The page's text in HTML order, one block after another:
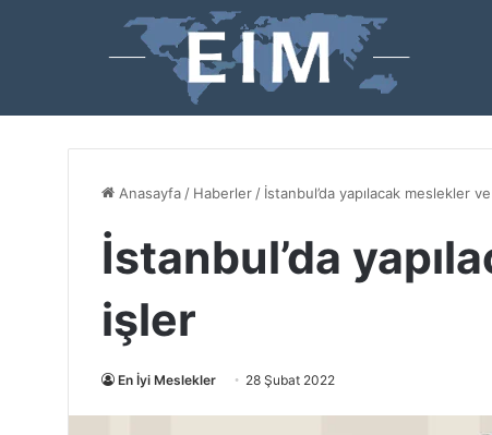
Anasayfa / Haberler / İstanbul’da yapılacak meslekler
İstanbul’da
işler
En İyi Meslekler 28 Şubat 2022